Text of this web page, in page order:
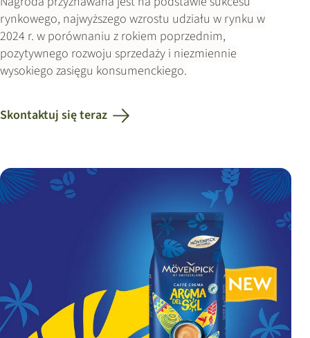
rynkowego, najwyższego wzrostu udziału w rynku w
2024 r. w porównaniu z rokiem poprzednim,
pozytywnego rozwoju sprzedaży i niezmiennie
wysokiego zasięgu konsumenckiego.
Skontaktuj się teraz